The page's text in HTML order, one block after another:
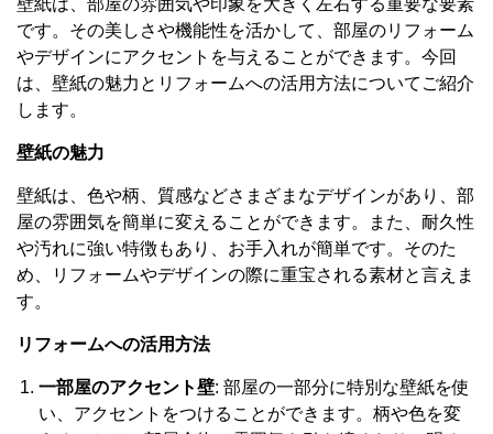
壁紙は、部屋の雰囲気や印象を大きく左右する重要な要素
です。その美しさや機能性を活かして、部屋のリフォーム
やデザインにアクセントを与えることができます。今回
は、壁紙の魅力とリフォームへの活用方法についてご紹介
します。
壁紙の魅力
壁紙は、色や柄、質感などさまざまなデザインがあり、部
屋の雰囲気を簡単に変えることができます。また、耐久性
や汚れに強い特徴もあり、お手入れが簡単です。そのた
め、リフォームやデザインの際に重宝される素材と言えま
す。
リフォームへの活用方法
一部屋のアクセント壁: 部屋の一部分に特別な壁紙を使
い、アクセントをつけることができます。柄や色を変